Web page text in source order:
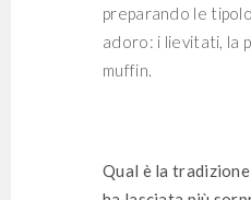
preparando le
adoro: i lievitati, la
muffin.
Qual è la